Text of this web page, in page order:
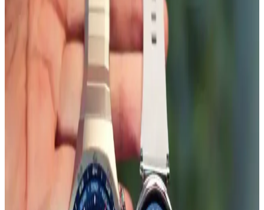
Onkatech TD26 Akıllı Çocuk Takip Saati: Güvenlik
ve Teknolojinin En İyi Birleşimi
Onkatech TD26 çocuk takip saati, GPS ve diğer teknolojilerle
konum takibi, suya dayanıklılık ve iletişim özellikleriyle çocukların
güvenliğini sağlar, ebeveynlere iç huzuru sunar.
Huawei Watch Fit 2 için IPG ekran koruyucu
incelemesi ve kullanıcı deneyimleri
Huawei Watch Fit 2 akıllı saat için tasarlanmış IPG ekran koruyucu,
kullanım kolaylığı ve estetik avantajlar sunar. Ancak, uygulama
zorlukları ve dayanıklılık sınırlamaları göz önüne alınmalıdır.
Samsung Galaxy Watch İçin MobaxAksesuar Metal
Kordonlar: Şıklık ve Dayanıklılık Sunan Uyumlu